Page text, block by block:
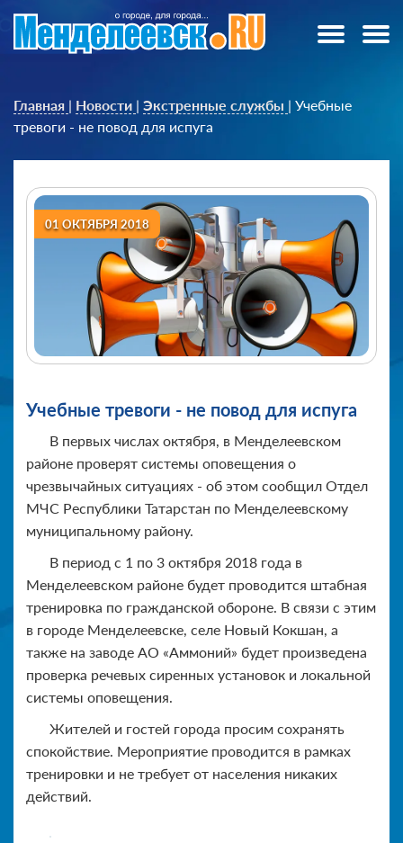
Главная | Новости | Экстренные службы | Учебные
тревоги - не повод для испуга
01 ОКТЯБРЯ 2018
Учебные тревоги - не повод для испуга
В первых числах октября, в Менделеевском
районе проверят системы оповещения о
чрезвычайных ситуациях - об этом сообщил Отдел
МЧС Республики Татарстан по Менделеевскому
муниципальному району.
В период с 1 по 3 октября 2018 года в
Менделеевском районе будет проводится штабная
тренировка по гражданской обороне. В связи с этим
в городе Менделеевске, селе Новый Кокшан, а
также на заводе АО «Аммоний» будет произведена
проверка речевых сиренных установок и локальной
системы оповещения.
Жителей и гостей города просим сохранять
спокойствие. Мероприятие проводится в рамках
тренировки и не требует от населения никаких
действий.